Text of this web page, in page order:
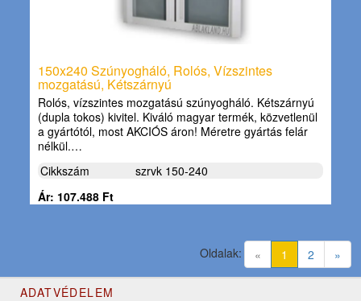
150x240 Szúnyogháló, Rolós, Vízszintes
mozgatású, Kétszárnyú
Rolós, vízszintes mozgatású szúnyogháló. Kétszárnyú
(dupla tokos) kivitel. Kiváló magyar termék, közvetlenül
a gyártótól, most AKCIÓS áron! Méretre gyártás felár
nélkül.…
Cikkszám
szrvk 150-240
Ár: 107.488 Ft
« 1 (current)
2 »
Oldalak:
ADATVÉDELEM